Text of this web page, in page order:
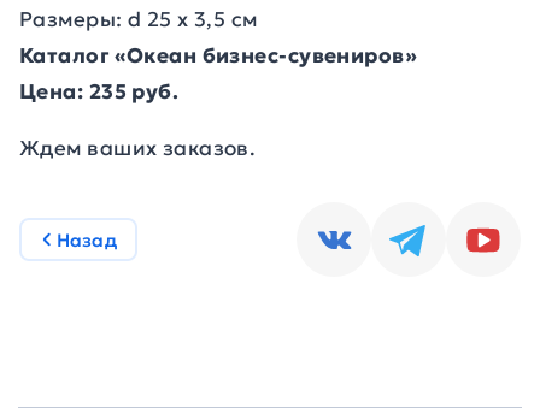
Размеры: d 25 х 3,5 см
Каталог «Океан бизнес-сувениров»
Цена: 235 руб.
Ждем ваших заказов.
Назад